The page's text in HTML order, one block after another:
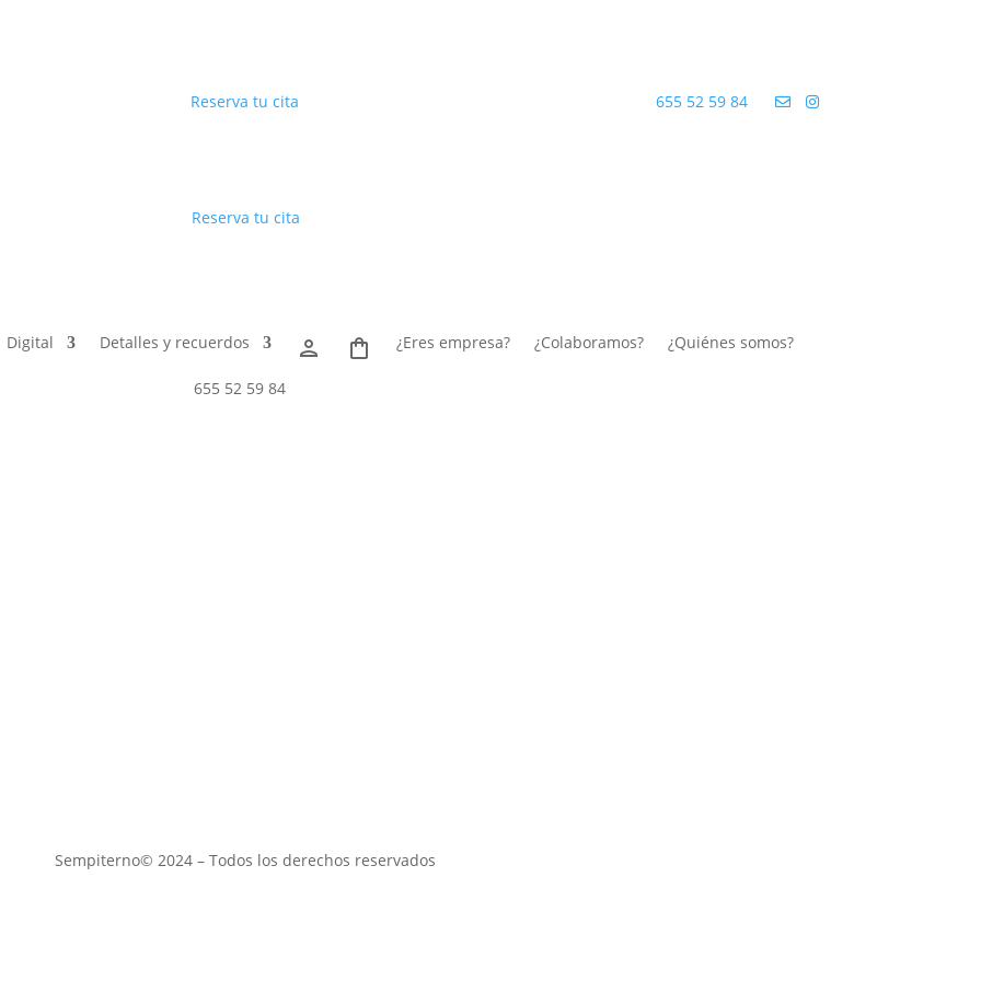
Reserva tu cita 655 52 59 84
Reserva tu cita
Digital Detalles y recuerdos person shopping_bag ¿Eres empresa? ¿Colaboramos? ¿Quiénes somos?
655 52 59 84
Sempiterno© 2024 – Todos los derechos reservados